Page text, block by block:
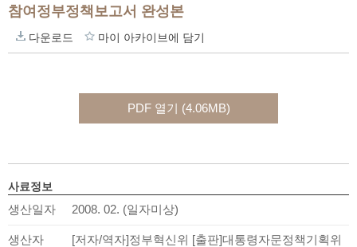
참여정부정책보고서 완성본
다운로드 마이 아카이브에 담기
PDF 열기 (4.06MB)
사료정보
생산일자 2008. 02. (일자미상)
생산자
[저자/역자]정부혁신위 [출판]대통령자문정책기획위